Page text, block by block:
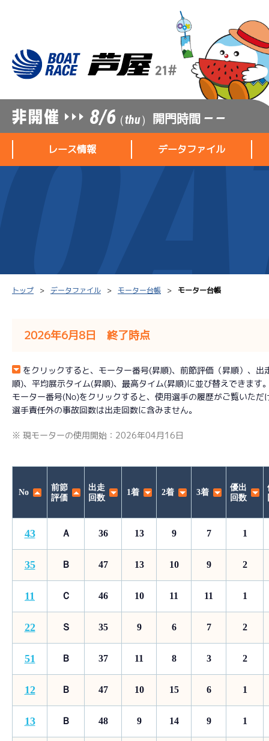
8/6（thu） 開門時間 — —
レース情報
レース結果一覧
出走表PDF
モーター抽選結果・
選手コ
データファイル
ボートデータ
出目データ
トップ データファイル モーター台帳 モーター台帳
2026年6月8日 終了時点
をクリックすると、モーター番号(昇順)、前節評価（昇順）、
順)、平均展示タイム(昇順)、最高タイム(昇順)に並び替えできます
モーター番号(No)をクリックすると、使用選手の履歴がご覧いただ
選手責任外の事故回数は出走回数に含みません。
※ 現モーターの使用開始：2026年04月16日
No
前節
評価
出走
回数
1着 2着 3着
優出
回数
43 Ａ 36 13 9 7 1
35 Ｂ 47 13 10 9 2
11 Ｃ 46 10 11 11 1
22 Ｓ 35 9 6 7 2
51 Ｂ 37 11 8 3 2
12 Ｂ 47 10 15 6 1
13 Ｂ 48 9 14 9 1